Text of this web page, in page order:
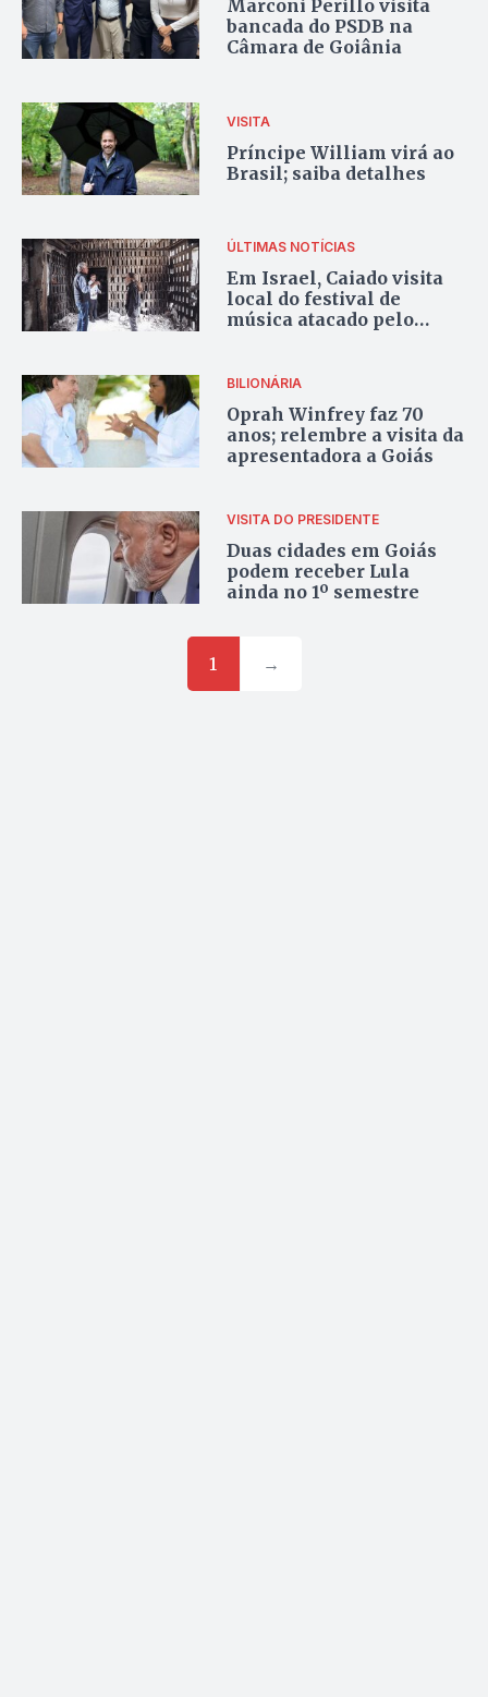
Marconi Perillo visita
bancada do PSDB na
Câmara de Goiânia
VISITA
Príncipe William virá ao
Brasil; saiba detalhes
ÚLTIMAS NOTÍCIAS
Em Israel, Caiado visita
local do festival de
música atacado pelo
BILIONÁRIA
Oprah Winfrey faz 70
anos; relembre a visita da
apresentadora a Goiás
VISITA DO PRESIDENTE
Duas cidades em Goiás
podem receber Lula
ainda no 1º semestre
1 →